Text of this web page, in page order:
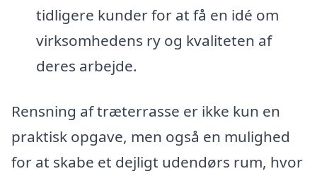
tidligere kunder for at få en idé om
virksomhedens ry og kvaliteten af
deres arbejde.
Rensning af træterrasse er ikke kun en
praktisk opgave, men også en mulighed
for at skabe et dejligt udendørs rum, hvor